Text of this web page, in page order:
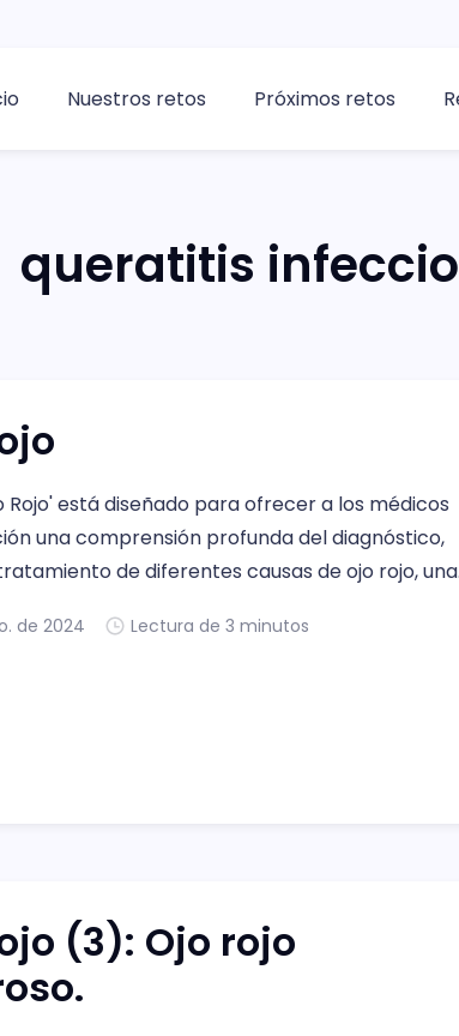
Nuestros retos Próximos retos
queratitis
Rojo' está diseñado para ofrecer a los médicos
una comprensión profunda del diagnóstico,
de diferentes causas de ojo rojo, una
detallados, este reto aborda desde ojo rojo no
de 2024 Lectura de 3 minutos
(3): Ojo rojo